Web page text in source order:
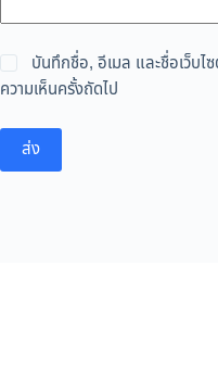
บันทึกชื่อ, อีเมล และชื่อเว็บไ
ความเห็นครั้งถัดไป
ส่ง